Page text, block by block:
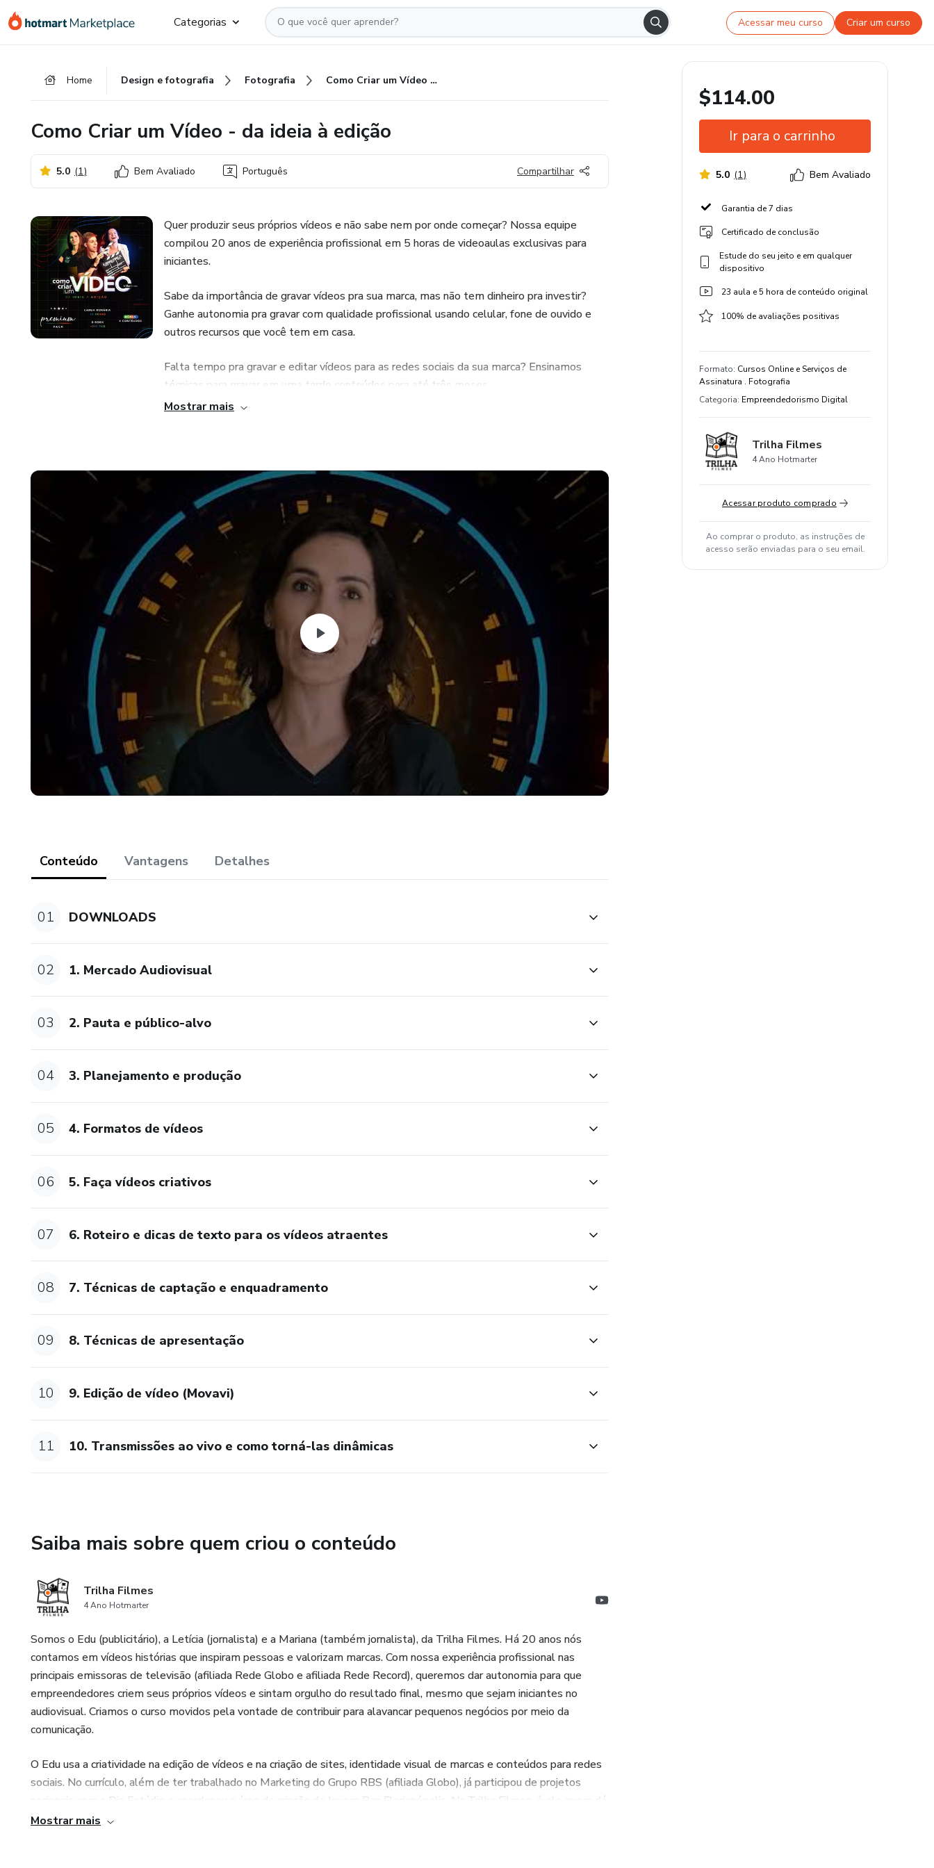
para
para
para
Categorias Acessar meu curso Criar um curso
Home Design e fotografia Fotografia Como Criar um Vídeo - da ideia à edição
Como Criar um Vídeo - da ideia à edição
5.0 (1) Bem Avaliado Português Compartilhar
Quer produzir seus próprios vídeos e não sabe nem por onde começar? Nossa equipe
compilou 20 anos de experiência profissional em 5 horas de videoaulas exclusivas para
iniciantes.
Sabe da importância de gravar vídeos pra sua marca, mas não tem dinheiro pra investir?
Ganhe autonomia pra gravar com qualidade profissional usando celular, fone de ouvido e
outros recursos que você tem em casa.
Falta tempo pra gravar e editar vídeos para as redes sociais da sua marca? Ensinamos
técnicas para gravar em uma tarde conteúdos para até três meses.
A seguir tem mais detalhes sobre cada capítulo do curso. Confira o que você vai aprender
para que seus vídeos gerem engajamento e resultado.
Bom curso!
Mostrar mais
Conteúdo Vantagens Detalhes
01 DOWNLOADS
02 1. Mercado Audiovisual
03 2. Pauta e público-alvo
04 3. Planejamento e produção
05 4. Formatos de vídeos
06 5. Faça vídeos criativos
07 6. Roteiro e dicas de texto para os vídeos atraentes
08 7. Técnicas de captação e enquadramento
09 8. Técnicas de apresentação
10 9. Edição de vídeo (Movavi)
11 10. Transmissões ao vivo e como torná-las dinâmicas
Saiba mais sobre quem criou o conteúdo
Trilha Filmes
4 Ano Hotmarter
Somos o Edu (publicitário), a Letícia (jornalista) e a Mariana (também jornalista), da Trilha Filmes. Há 20 anos nós
contamos em vídeos histórias que inspiram pessoas e valorizam marcas. Com nossa experiência profissional nas
principais emissoras de televisão (afiliada Rede Globo e afiliada Rede Record), queremos dar autonomia para que
empreendedores criem seus próprios vídeos e sintam orgulho do resultado final, mesmo que sejam iniciantes no
audiovisual. Criamos o curso movidos pela vontade de contribuir para alavancar pequenos negócios por meio da
comunicação.
O Edu usa a criatividade na edição de vídeos e na criação de sites, identidade visual de marcas e conteúdos para redes
sociais. No currículo, além de ter trabalhado no Marketing do Grupo RBS (afiliada Globo), já participou de projetos
nacionais com a Dia Estúdio e coordenou a área de criação da Jovem Pan Florianópolis. Na Trilha Filmes, é ele quem dá
forma às histórias que escrevemos.
Mostrar mais
$114.00
Ir para o carrinho
5.0 (1) Bem Avaliado
Garantia de 7 dias
Certificado de conclusão
Estude do seu jeito e em qualquer
dispositivo
23 aula e 5 hora de conteúdo original
100% de avaliações positivas
Formato: Cursos Online e Serviços de
Assinatura . Fotografia
Categoria: Empreendedorismo Digital
Trilha Filmes
4 Ano Hotmarter
Acessar produto comprado
Ao comprar o produto, as instruções de
acesso serão enviadas para o seu email.